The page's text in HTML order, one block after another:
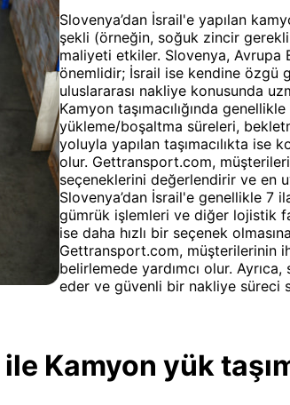
Slovenya’dan İsrail'e yapılan
şekli (örneğin, soğuk zincir
maliyeti etkiler. Slovenya, Avrupa
önemlidir; İsrail ise kendine özgü
uluslararası nakliye konusunda
Kamyon taşımacılığında
yükleme/boşaltma süreleri,
yoluyla yapılan taşımacılıkta
olur. Gettransport.com,
seçeneklerini değerlendirir ve en
Slovenya’dan İsrail'e genellikle 7
gümrük işlemleri ve diğer lojistik
ise daha hızlı bir seçenek
Gettransport.com, müşterilerinin
belirlemede yardımcı olur.
eder ve güvenli bir nakliye süreci
Kamyon yük